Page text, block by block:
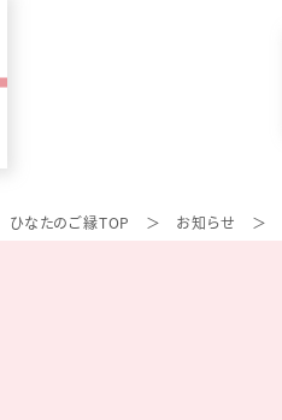
ひなたのご縁TOP お知らせ